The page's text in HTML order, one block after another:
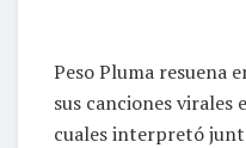
Peso Pluma resuena
sus canciones virales
cuales interpretó